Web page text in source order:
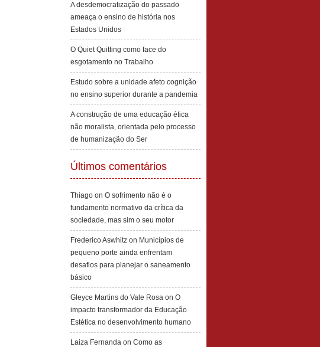
A desdemocratização do passado
ameaça o ensino de história nos
Estados Unidos
O Quiet Quitting como face do
esgotamento no Trabalho
Estudo sobre a unidade afeto cognição
no ensino superior durante a pandemia
A construção de uma educação ética
não moralista, orientada pelo processo
de humanização do Ser
Últimos comentários
Thiago on O sofrimento não é o
fundamento normativo da crítica da
sociedade, mas sim o seu motor
Frederico Aswhitz on Municípios de
pequeno porte ainda enfrentam
desafios para planejar o saneamento
básico
Gleyce Martins do Vale Rosa on O
impacto transformador da Educação
Estética no desenvolvimento humano
Laiza Fernanda on Como as